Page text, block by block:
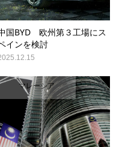
国BYD 欧州第３工場にス
インを検討
マレーシア